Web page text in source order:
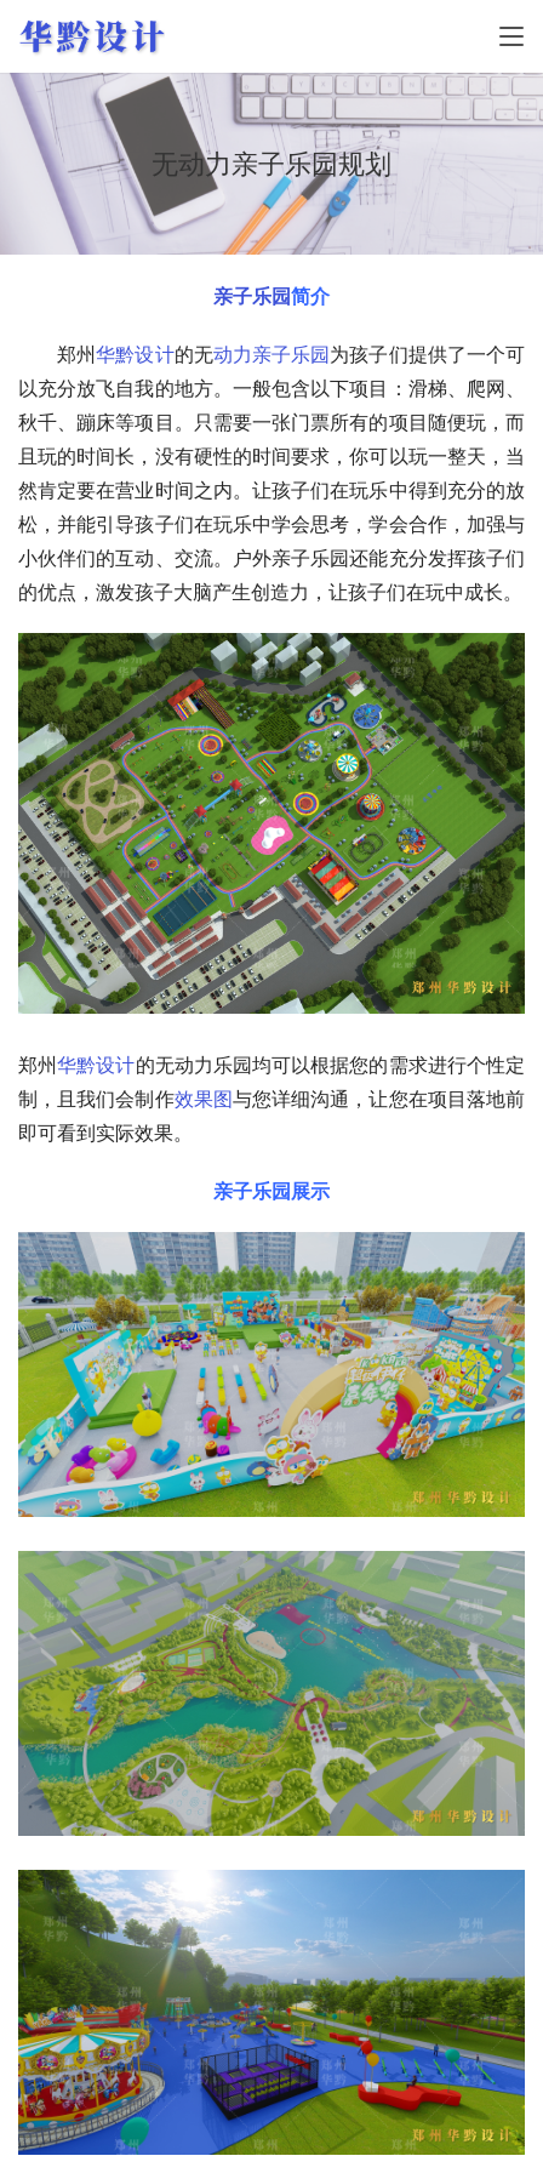
无动力亲子乐园规划
亲子乐园简介
郑州华黔设计的无动力亲子乐园为孩子们提供了一个可
以充分放飞自我的地方。一般包含以下项目：滑梯、爬网、
秋千、蹦床等项目。只需要一张门票所有的项目随便玩，而
且玩的时间长，没有硬性的时间要求，你可以玩一整天，当
然肯定要在营业时间之内。让孩子们在玩乐中得到充分的放
松，并能引导孩子们在玩乐中学会思考，学会合作，加强与
小伙伴们的互动、交流。户外亲子乐园还能充分发挥孩子们
的优点，激发孩子大脑产生创造力，让孩子们在玩中成长。
郑州华黔设计的无动力乐园均可以根据您的需求进行个性定
制，且我们会制作效果图与您详细沟通，让您在项目落地前
即可看到实际效果。
亲子乐园展示